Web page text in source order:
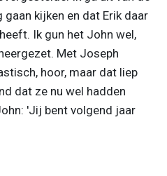
kijken en dat Erik daar
Ik gun het John wel,
Met Joseph
hoor, maar dat liep
dat ze nu wel hadden
'Jij bent volgend jaar